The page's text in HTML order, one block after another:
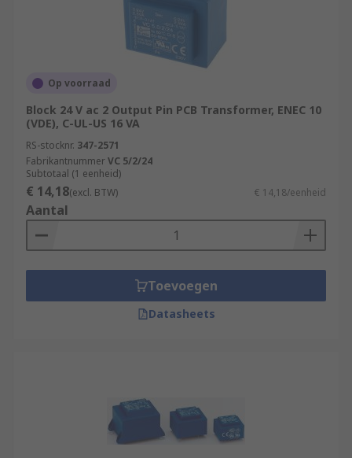
Op voorraad
Block 24 V ac 2 Output Pin PCB Transformer, ENEC 10
(VDE), C-UL-US 16 VA
RS-stocknr. 347-2571
FabrikantnummerVC 5/2/24
Subtotaal (1 eenheid)
€ 14,18(excl. BTW) € 14,18/eenheid
Aantal
Toevoegen
Datasheets